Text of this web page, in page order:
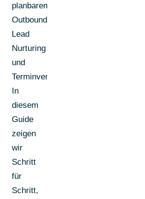
planbarem
Outbound,
Lead
Nurturing
und
Terminvereinbarung.
In
diesem
Guide
zeigen
wir
Schritt
für
Schritt,